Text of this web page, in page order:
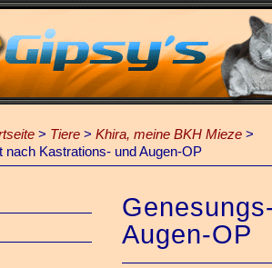
> Tiere > Khira, meine BKH Mieze >
nach Kastrations- und Augen-OP
Augen-OP